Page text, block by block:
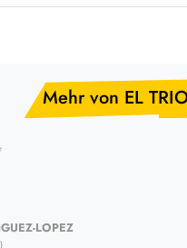
Mehr von EL
LOPEZ